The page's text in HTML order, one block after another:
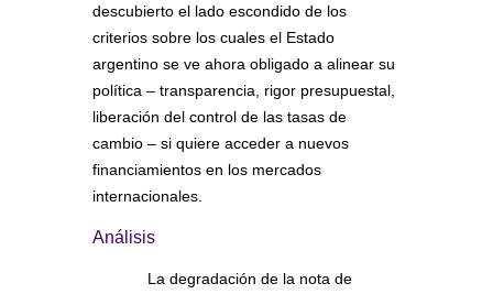
descubierto el lado escondido de los
criterios sobre los cuales el Estado
argentino se ve ahora obligado a alinear su
política – transparencia, rigor presupuestal,
liberación del control de las tasas de
cambio – si quiere acceder a nuevos
financiamientos en los mercados
internacionales.
Análisis
La degradación de la nota de